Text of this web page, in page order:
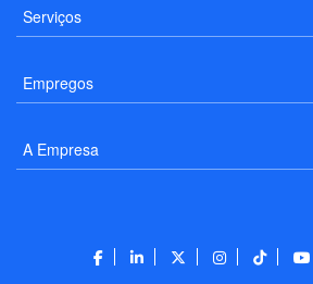
Serviços
Empregos
A Empresa